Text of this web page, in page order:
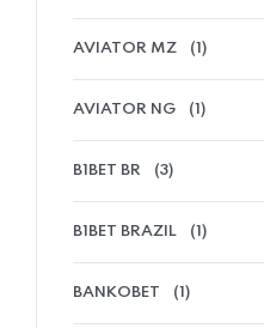
AVIATOR MZ (1)
AVIATOR NG (1)
B1BET BR (3)
B1BET BRAZIL (1)
BANKOBET (1)